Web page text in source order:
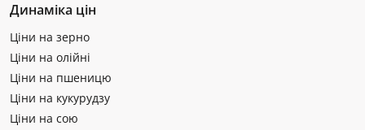
Динаміка цін
Ціни на зерно
Ціни на олійні
Ціни на пшеницю
Ціни на кукурудзу
Ціни на сою